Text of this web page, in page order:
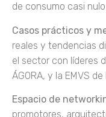
de consumo casi
Casos prácticos y
reales y tendencias
el sector con líderes
ÁGORA, y la EMVS de
Espacio de
promotores,